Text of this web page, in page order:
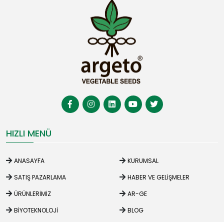
HIZLI MENÜ
ANASAYFA
KURUMSAL
SATIŞ PAZARLAMA
HABER VE GELIŞMELER
ÜRÜNLERIMIZ
AR-GE
BIYOTEKNOLOJI
BLOG